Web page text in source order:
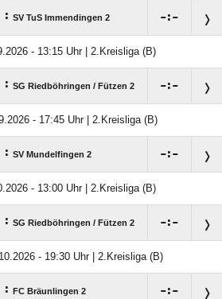
: SV TuS Immendingen 2 :
- 13:15 Uhr | 2.Kreisliga (B)
: SG Riedböhringen /​ Fützen 2 :
- 17:45 Uhr | 2.Kreisliga (B)
: SV Mundelfingen 2 :
- 13:00 Uhr | 2.Kreisliga (B)
: SG Riedböhringen /​ Fützen 2 :
- 19:30 Uhr | 2.Kreisliga (B)
: FC Bräunlingen 2 :